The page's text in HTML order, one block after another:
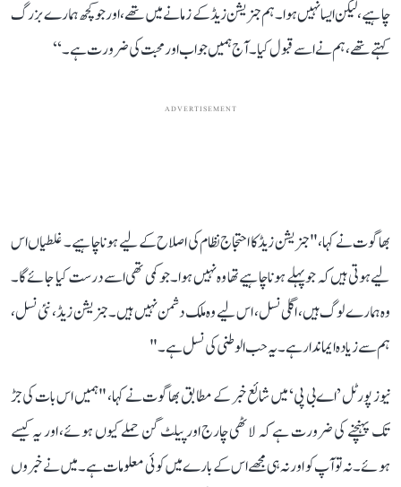
چاہیے، لیکن ایسا نہیں ہوا۔ ہم جنریشن زیڈ کے زمانے میں تھے، اور جو کچھ ہمارے بزرگ
کہتے تھے، ہم نےاسے قبول کیا۔ آج ہمیں جواب اور محبت کی ضرورت ہے۔‘‘
ADVERTISEMENT
بھاگوت نے کہا، " جنریشن زیڈ کا احتجاج نظام کی اصلاح کے لیے ہونا چاہیے۔ غلطیاں اس
لیے ہوتی ہیں کہ جو پہلے ہونا چاہیے تھا وہ نہیں ہوا۔ جو کمی تھی اسے درست کیا جائے گا۔
وہ ہمارے لوگ ہیں، اگلی نسل، اس لیے وہ ملک دشمن نہیں ہیں۔ جنریشن زیڈ ، نئی نسل،
ہم سے زیادہ ایماندار ہے۔ یہ حب الوطنی کی نسل ہے۔"
نیوز پورٹل ’اے بی پی‘ میں شائع خبر کے مطابق بھاگوت نے کہا، "ہمیں اس بات کی جڑ
تک پہنچنے کی ضرورت ہے کہ لاٹھی چارج اور پیلٹ گن حملے کیوں ہوئے، اور یہ کیسے
ہوئے۔ نہ تو آپ کو اور نہ ہی مجھے اس کے بارے میں کوئی معلومات ہے۔ میں نے خبروں